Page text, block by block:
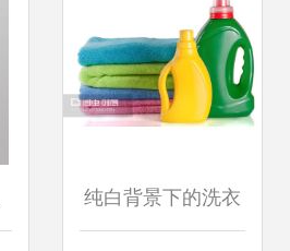
纯白背景下的洗衣